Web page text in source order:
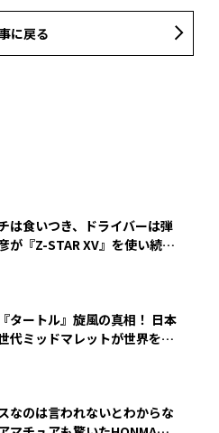
に戻る
は食いつき、ドライバーは弾
が『Z-STAR XV』を使い続け
タートル』旋風の真相！ 日本
代ミッドマレットが世界を席
なのは言われないとわからな